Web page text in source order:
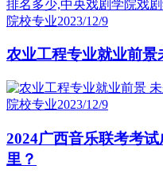
院校专业2023/12/9
农业工程专业就业前景
院校专业2023/12/9
2024广西音乐联考考
里？